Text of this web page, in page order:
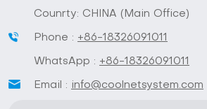
Counrty: CHINA (Main Office)
Phone : +86-18326091011
WhatsApp : +86-18326091011
Email : info@coolnetsystem.com